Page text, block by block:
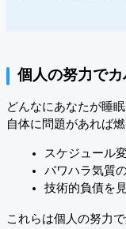
個人の努力で
どんなにあなたが睡
自体に問題があれば
スケジュール
パワハラ気質
技術的負債を
これらは個人の努力